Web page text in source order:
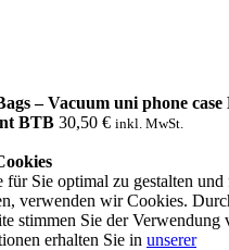
– Vacuum uni phone case
BTB 30,50 € inkl. MwSt.
für Sie optimal zu gestalten
verwenden wir Cookies.
stimmen Sie der Verwendung
erhalten Sie in unserer